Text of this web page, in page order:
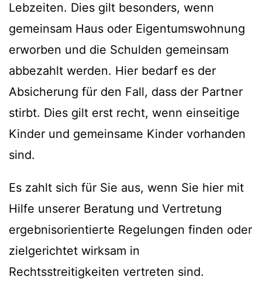
Lebzeiten. Dies gilt besonders, wenn
gemeinsam Haus oder Eigentumswohnung
erworben und die Schulden gemeinsam
abbezahlt werden. Hier bedarf es der
Absicherung für den Fall, dass der Partner
stirbt. Dies gilt erst recht, wenn einseitige
Kinder und gemeinsame Kinder vorhanden
sind.
Es zahlt sich für Sie aus, wenn Sie hier mit
Hilfe unserer Beratung und Vertretung
ergebnisorientierte Regelungen finden oder
zielgerichtet wirksam in
Rechtsstreitigkeiten vertreten sind.